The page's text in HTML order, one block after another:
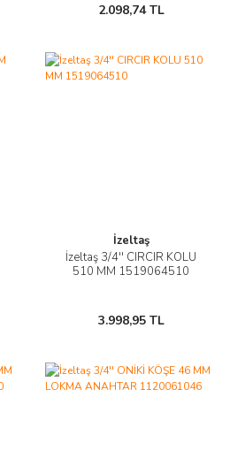
2.098,74 TL
İzeltaş
İzeltaş 3/4'' CIRCIR KOLU
510 MM 1519064510
3.998,95 TL